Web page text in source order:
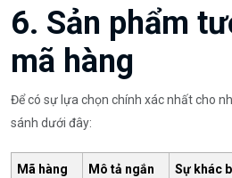
6. Sản phẩm
mã hàng
Để có sự lựa chọn chính xác nhất cho
sánh dưới đây:
Mã hàng
Mô tả ngắn Sự khác